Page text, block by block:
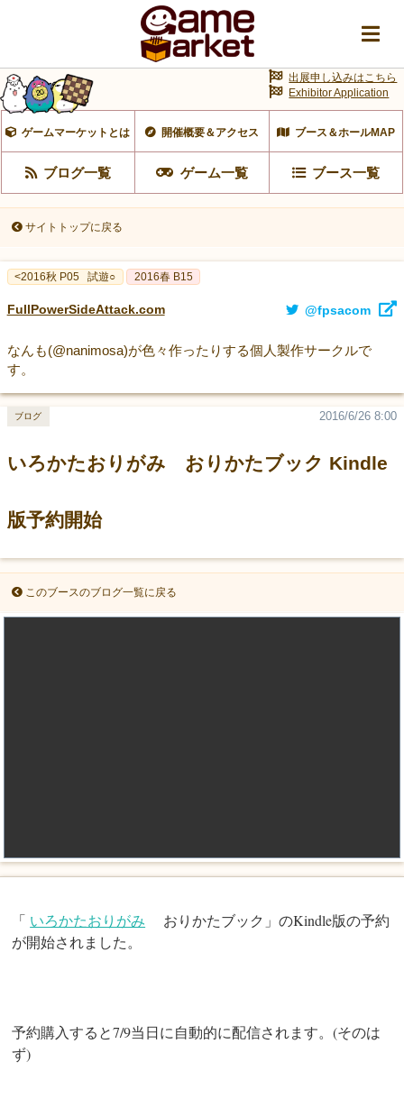
ゲームマーケットとは 開催概要＆アクセス ブース＆ホールMAP
ブログ一覧 ゲーム一覧 ブース一覧
出展申し込みはこちら
Exhibitor Application
サイトトップに戻る
<2016秋 P05 試遊○ 2016春 B15
FullPowerSideAttack.com @fpsacom
なんも(@nanimosa)が色々作ったりする個人製作サークルで
す。
いろかたおりがみ おりかたブック Kindle
版予約開始
2016/6/26 8:00
ブログ
このブースのブログ一覧に戻る
「 いろかたおりがみ
おりかたブック」のKindle版の予約
が開始されました。
予約購入すると7/9当日に自動的に配信されます。(そのは
ず)